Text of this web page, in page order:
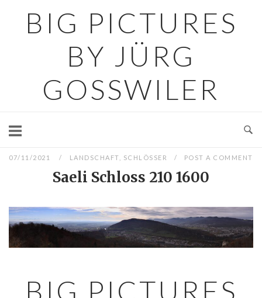
BIG PICTURES
BY JÜRG
GOSSWILER
07/11/2021 LANDSCHAFT SCHLÖSSER POST A COMMENT
Saeli Schloss 210 1600